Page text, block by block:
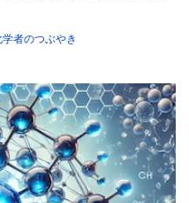
学者のつぶやき